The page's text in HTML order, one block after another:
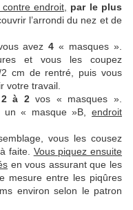
endroit,
par le plus
l’arrondi du nez et de
avez4 « masques ».
et vous les coupez
2 cm de rentré, puis vous
votre travail.
2 à 2vos « masques ».
un « masque »B, endroit
vous les cousez
faite. Vous piquez ensuite
en vous assurant que les
mesure entre les piqûres
environ selon le patron